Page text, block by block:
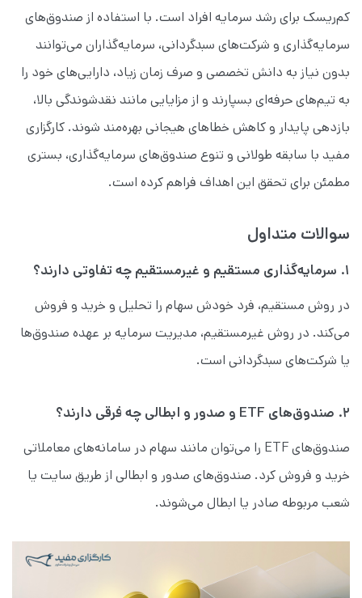
کم‌ریسک برای رشد سرمایه افراد است. با استفاده از صندوق‌های
سرمایه‌گذاری و شرکت‌های سبدگردانی، سرمایه‌گذاران می‌توانند
بدون نیاز به دانش تخصصی و صرف زمان زیاد، دارایی‌های خود را
به تیم‌های حرفه‌ای بسپارند و از مزایایی مانند نقدشوندگی بالا،
بازدهی پایدار و کاهش خطاهای هیجانی بهره‌مند شوند. کارگزاری
مفید با سابقه طولانی و تنوع صندوق‌های سرمایه‌گذاری، بستری
مطمئن برای تحقق این اهداف فراهم کرده است.
سوالات متداول
۱. سرمایه‌گذاری مستقیم و غیرمستقیم چه تفاوتی دارند؟
در روش مستقیم، فرد خودش سهام را تحلیل و خرید و فروش
می‌کند. در روش غیرمستقیم، مدیریت سرمایه بر عهده صندوق‌ها
یا شرکت‌های سبدگردانی است.
۲. صندوق‌های ETF و صدور و ابطالی چه فرقی دارند؟
صندوق‌های ETF را می‌توان مانند سهام در سامانه‌های معاملاتی
خرید و فروش کرد. صندوق‌های صدور و ابطالی از طریق سایت یا
شعب مربوطه صادر یا ابطال می‌شوند.